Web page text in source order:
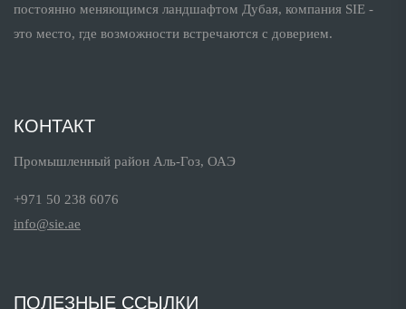
постоянно меняющимся ландшафтом Дубая, компания SIE -
это место, где возможности встречаются с доверием.
КОНТАКТ
Промышленный район Аль-Гоз, ОАЭ
+971 50 238 6076
info@sie.ae
ПОЛЕЗНЫЕ ССЫЛКИ